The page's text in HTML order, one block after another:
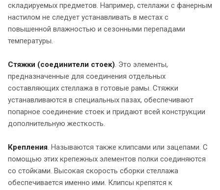
складируемых предметов. Например, стеллажи с фанерным
настилом не следует устанавливать в местах с
повышенной влажностью и сезонными перепадами
температуры.
Стяжки (соединители стоек). Это элементы,
предназначенные для соединения отдельных
составляющих стеллажа в готовые рамы. Стяжки
устанавливаются в специальных пазах, обеспечивают
попарное соединение стоек и придают всей конструкции
дополнительную жесткость.
Крепления. Называются также клипсами или зацепами. С
помощью этих крепежных элементов полки соединяются
со стойками. Высокая скорость сборки стеллажа
обеспечивается именно ими. Клипсы крепятся к